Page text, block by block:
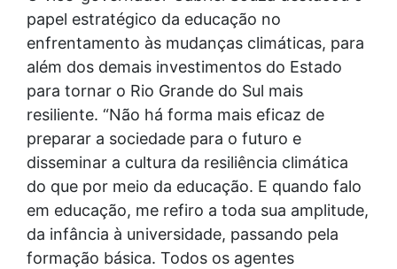
papel estratégico da educação no
enfrentamento às mudanças climáticas, para
além dos demais investimentos do Estado
para tornar o Rio Grande do Sul mais
resiliente. “Não há forma mais eficaz de
preparar a sociedade para o futuro e
disseminar a cultura da resiliência climática
do que por meio da educação. E quando falo
em educação, me refiro a toda sua amplitude,
da infância à universidade, passando pela
formação básica. Todos os agentes